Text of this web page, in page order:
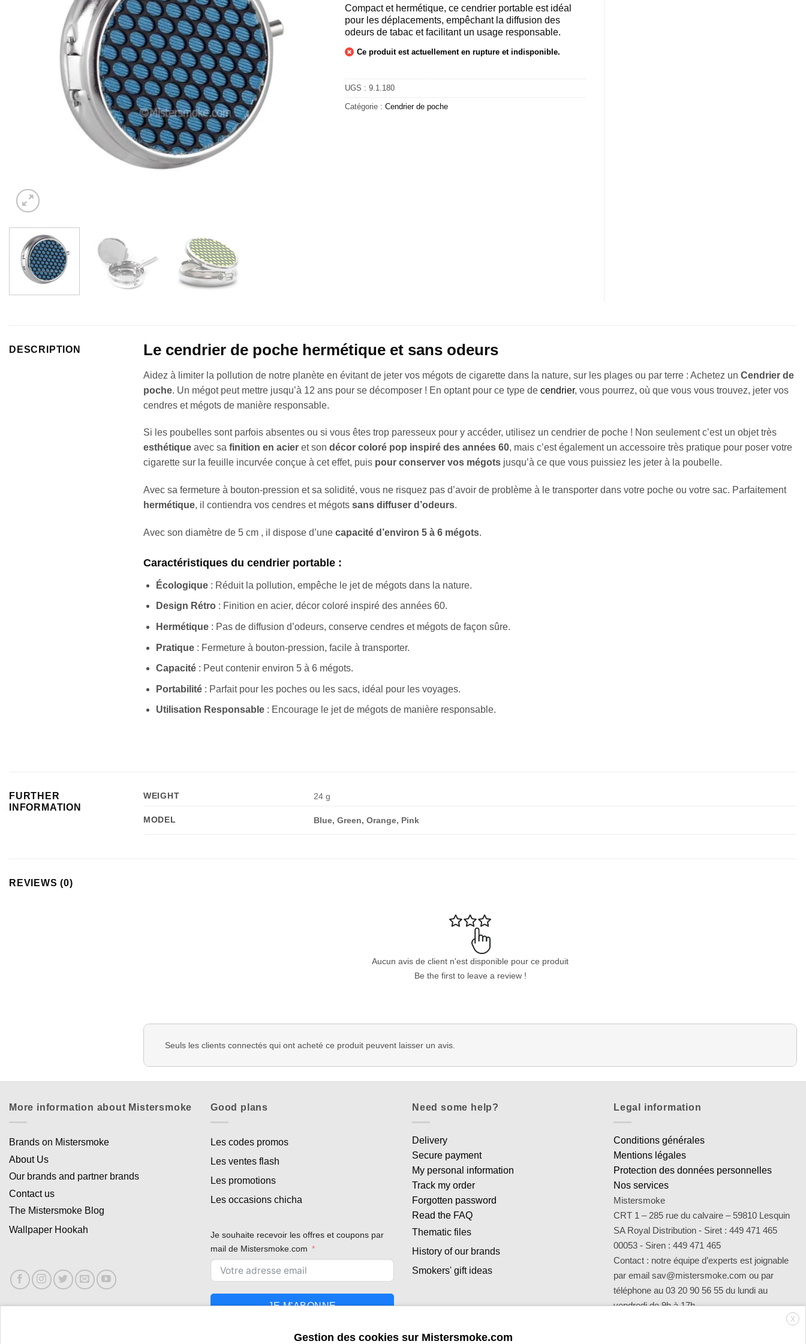
Compact et hermétique, ce cendrier portable est idéal
pour les déplacements, empêchant la diffusion des
odeurs de tabac et facilitant un usage responsable.
Ce produit est actuellement en rupture et indisponible.
UGS : 9.1.180
Catégorie : Cendrier de poche
DESCRIPTION Le cendrier de poche hermétique et sans odeurs
Aidez à limiter la pollution de notre planète en évitant de jeter vos mégots de cigarette dans la nature, sur les plages ou par terre : Achetez un Cendrier de
poche. Un mégot peut mettre jusqu’à 12 ans pour se décomposer ! En optant pour ce type de cendrier, vous pourrez, où que vous vous trouvez, jeter vos
cendres et mégots de manière responsable.
Si les poubelles sont parfois absentes ou si vous êtes trop paresseux pour y accéder, utilisez un cendrier de poche ! Non seulement c’est un objet très
esthétique avec sa finition en acier et son décor coloré pop inspiré des années 60, mais c’est également un accessoire très pratique pour poser votre
cigarette sur la feuille incurvée conçue à cet effet, puis pour conserver vos mégots jusqu’à ce que vous puissiez les jeter à la poubelle.
Avec sa fermeture à bouton-pression et sa solidité, vous ne risquez pas d’avoir de problème à le transporter dans votre poche ou votre sac. Parfaitement
hermétique, il contiendra vos cendres et mégots sans diffuser d’odeurs.
Avec son diamètre de 5 cm , il dispose d’une capacité d’environ 5 à 6 mégots.
Caractéristiques du cendrier portable :
Écologique: Réduit la pollution, empêche le jet de mégots dans la nature.
Design Rétro: Finition en acier, décor coloré inspiré des années 60.
Hermétique: Pas de diffusion d’odeurs, conserve cendres et mégots de façon sûre.
Pratique: Fermeture à bouton-pression, facile à transporter.
Capacité: Peut contenir environ 5 à 6 mégots.
Portabilité: Parfait pour les poches ou les sacs, idéal pour les voyages.
Utilisation Responsable: Encourage le jet de mégots de manière responsable.
FURTHER
INFORMATION
WEIGHT 24 g
MODEL Blue, Green, Orange, Pink
REVIEWS (0)
Aucun avis de client n'est disponible pour ce produit
Be the first to leave a review !
Seuls les clients connectés qui ont acheté ce produit peuvent laisser un avis.
More information about Mistersmoke
Brands on Mistersmoke
About Us
Our brands and partner brands
Contact us
The Mistersmoke Blog
Wallpaper Hookah
Good plans
Les codes promos
Les ventes flash
Les promotions
Les occasions chicha
Je souhaite recevoir les offres et coupons par
mail de Mistersmoke.com
JE M'ABONNE
Need some help?
Delivery
Secure payment
My personal information
Track my order
Forgotten password
Read the FAQ
Thematic files
History of our brands
Smokers' gift ideas
Legal information
Conditions générales
Mentions légales
Protection des données personnelles
Nos services
Mistersmoke
CRT 1 – 285 rue du calvaire – 59810 Lesquin
SA Royal Distribution - Siret : 449 471 465
00053 - Siren : 449 471 465
Contact : notre équipe d’experts est joignable
par email sav@mistersmoke.com ou par
téléphone au 03 20 90 56 55 du lundi au
vendredi de 9h à 17h.
X
Gestion des cookies sur Mistersmoke.com